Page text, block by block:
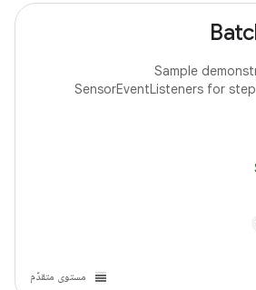
Sample
SensorEventListeners for
مستوى متقدّم